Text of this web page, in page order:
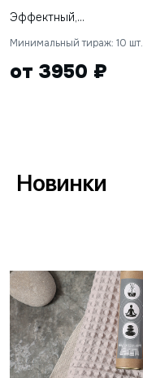
Эффектный,...
Минимальный тираж: 10 шт.
от 3950 ₽
Новинки